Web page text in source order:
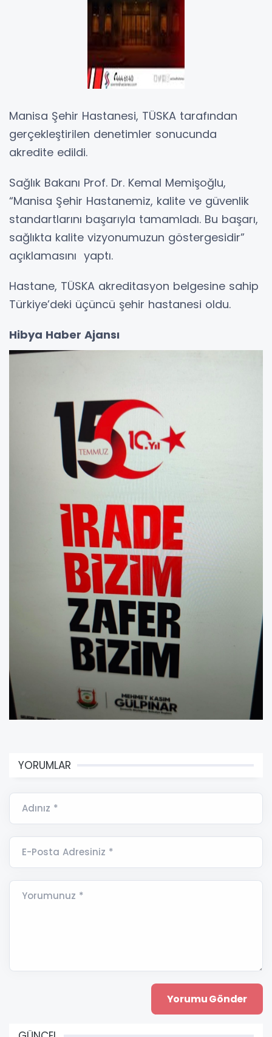
Manisa Şehir Hastanesi, TÜSKA tarafından
gerçekleştirilen denetimler sonucunda
akredite edildi.
Sağlık Bakanı Prof. Dr. Kemal Memişoğlu,
“Manisa Şehir Hastanemiz, kalite ve güvenlik
standartlarını başarıyla tamamladı. Bu başarı,
sağlıkta kalite vizyonumuzun göstergesidir”
açıklamasını yaptı.
Hastane, TÜSKA akreditasyon belgesine sahip
Türkiye’deki üçüncü şehir hastanesi oldu.
Hibya Haber Ajansı
YORUMLAR
Adınız *
E-Posta Adresiniz *
Yorumunuz *